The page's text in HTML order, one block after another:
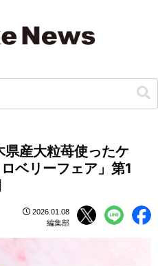
県産大粒苺使ったケ
ベリーフェア」第1
2026.01.08
編集部